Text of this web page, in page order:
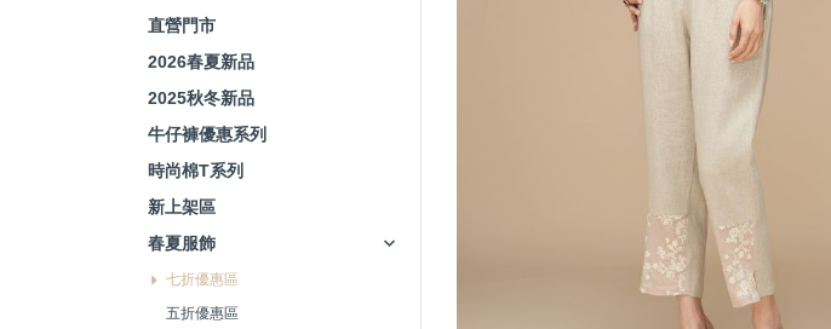
直營門市
2026春夏新品
2025秋冬新品
牛仔褲優惠系列
時尚棉T系列
新上架區
春夏服飾
七折優惠區
五折優惠區